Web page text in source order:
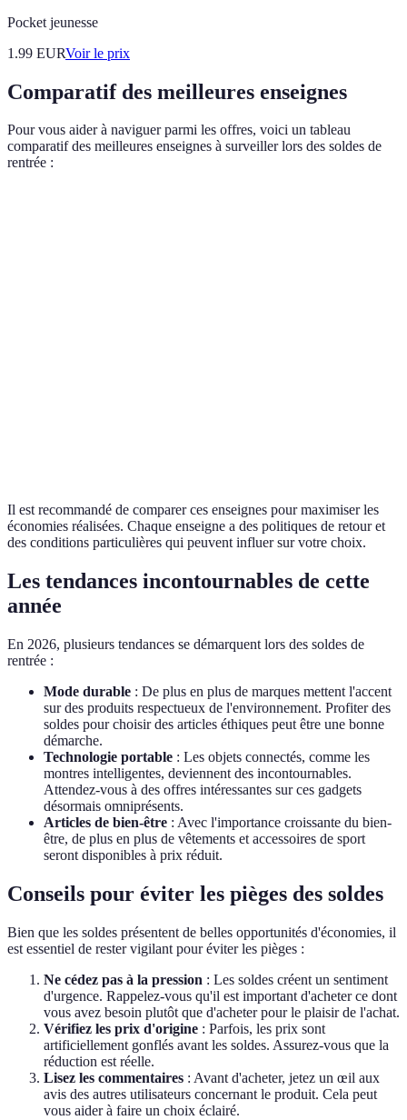
Pocket jeunesse
1.99 EURVoir le prix
Comparatif des meilleures enseignes
Pour vous aider à naviguer parmi les offres, voici un tableau
comparatif des meilleures enseignes à surveiller lors des soldes de
rentrée :
Il est recommandé de comparer ces enseignes pour maximiser les
économies réalisées. Chaque enseigne a des politiques de retour et
des conditions particulières qui peuvent influer sur votre choix.
Les tendances incontournables de cette
année
En 2026, plusieurs tendances se démarquent lors des soldes de
rentrée :
Mode durable : De plus en plus de marques mettent l'accent
sur des produits respectueux de l'environnement. Profiter des
soldes pour choisir des articles éthiques peut être une bonne
démarche.
Technologie portable : Les objets connectés, comme les
montres intelligentes, deviennent des incontournables.
Attendez-vous à des offres intéressantes sur ces gadgets
désormais omniprésents.
Articles de bien-être : Avec l'importance croissante du bien-
être, de plus en plus de vêtements et accessoires de sport
seront disponibles à prix réduit.
Conseils pour éviter les pièges des soldes
Bien que les soldes présentent de belles opportunités d'économies, il
est essentiel de rester vigilant pour éviter les pièges :
Ne cédez pas à la pression : Les soldes créent un sentiment
d'urgence. Rappelez-vous qu'il est important d'acheter ce dont
vous avez besoin plutôt que d'acheter pour le plaisir de l'achat.
Vérifiez les prix d'origine : Parfois, les prix sont
artificiellement gonflés avant les soldes. Assurez-vous que la
réduction est réelle.
Lisez les commentaires : Avant d'acheter, jetez un œil aux
avis des autres utilisateurs concernant le produit. Cela peut
vous aider à faire un choix éclairé.